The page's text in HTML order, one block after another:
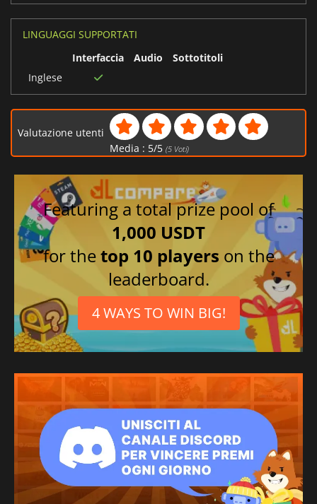
LINGUAGGI SUPPORTATI
Interfaccia
Audio
Sottotitoli
Inglese
Valutazione utenti
Media : 5/5 (5Voti)
Featuring a total prize pool of
1,000 USDT
for thetop 10 players on the
leaderboard.
4 WAYS TO WIN BIG!